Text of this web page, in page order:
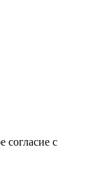
согласие с